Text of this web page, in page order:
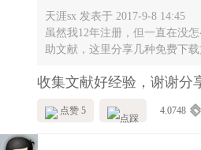
天涯sx 发表于 2017-9-8 14:45
虽然我12年注册，但一直在没
助文献，这里分享几种免费下
收集文献好经验，谢谢分
点赞 5 4.0748